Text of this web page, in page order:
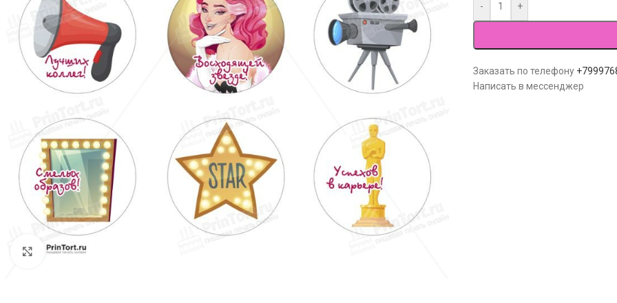
Нажмите, чтобы увеличить изображение
- +
Заказать по телефону
Написать в мессенджер